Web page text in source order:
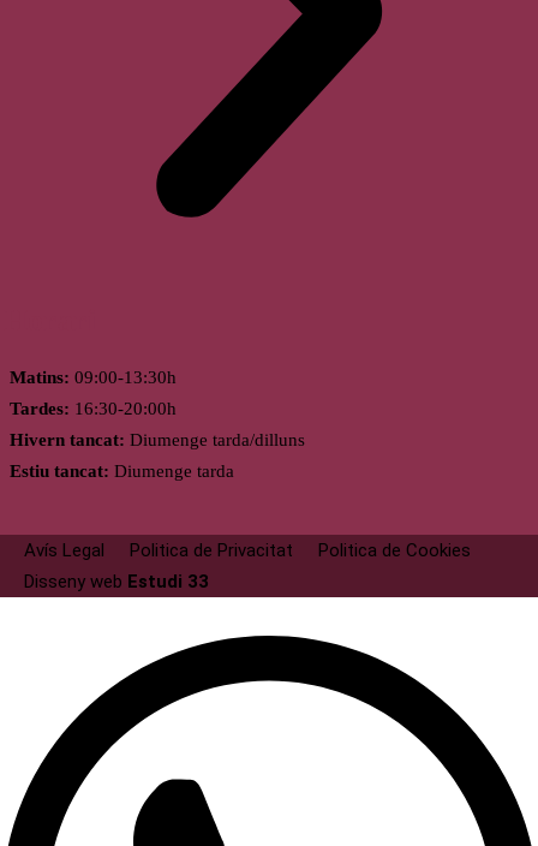
Matins: 09:00-13:30h
Tardes: 16:30-20:00h
Hivern tancat: Diumenge tarda/dilluns
Estiu tancat: Diumenge tarda
Avís Legal Politica de Privacitat
Politica de Cookies
Disseny web Estudi 33